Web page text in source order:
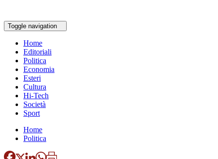
Toggle navigation
Home
Editoriali
Politica
Economia
Esteri
Cultura
Hi-Tech
Società
Sport
Home
Politica